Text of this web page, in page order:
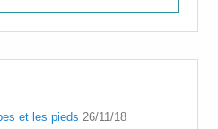
et les pieds 26/11/18